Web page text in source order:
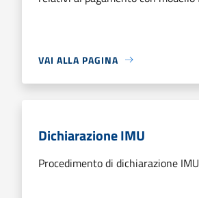
VAI ALLA PAGINA
Dichiarazione IMU
Procedimento di dichiarazione IMU